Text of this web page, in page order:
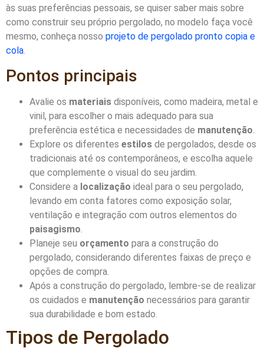
às suas preferências pessoais, se quiser saber mais sobre
como construir seu próprio pergolado, no modelo faça você
mesmo, conheça nosso projeto de pergolado pronto copia e
cola
Pontos principais
Avalie os materiais disponíveis, como madeira, metal e
vinil, para escolher o mais adequado para sua
preferência estética e necessidades de manutenção.
Explore os diferentes estilos de pergolados, desde os
tradicionais até os contemporâneos, e escolha aquele
que complemente o visual do seu jardim.
Considere a localização ideal para o seu pergolado,
levando em conta fatores como exposição solar,
ventilação e integração com outros elementos do
paisagismo.
Planeje seu orçamento para a construção do
pergolado, considerando diferentes faixas de preço e
opções de compra.
Após a construção do pergolado, lembre-se de realizar
os cuidados e manutenção necessários para garantir
sua durabilidade e bom estado.
Tipos de Pergolado